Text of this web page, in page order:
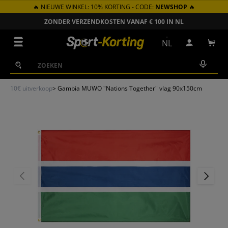
GA NAAR INHOUD
🔥 NIEUWE WINKEL: 10% KORTING - CODE: NEWSHOP 🔥
ZONDER VERZENDKOSTEN VANAF € 100 IN NL
Zoeken
Zoeken
NL Inloggen
10€ uitverkoop> Gambia MUWO "Nations Together" vlag 90x150cm
VORIGE